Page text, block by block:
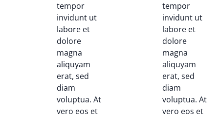
tempor
invidunt ut
labore et
dolore
magna
aliquyam
erat, sed
diam
voluptua. At
vero eos et
tempor
invidunt ut
labore et
dolore
magna
aliquyam
erat, sed
diam
voluptua. At
vero eos et